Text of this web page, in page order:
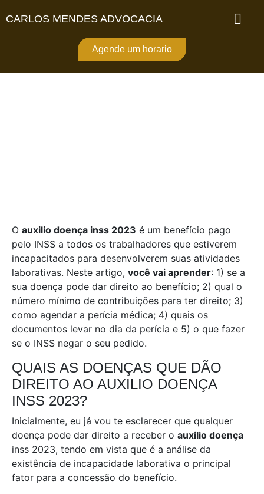
CARLOS MENDES ADVOCACIA
Agende um horario
Auxilio Doença INSS
2023: Tenho direito?
O auxilio doença inss 2023 é um benefício pago
pelo INSS a todos os trabalhadores que estiverem
incapacitados para desenvolverem suas atividades
laborativas. Neste artigo, você vai aprender: 1) se a
sua doença pode dar direito ao benefício; 2) qual o
número mínimo de contribuições para ter direito; 3)
como agendar a perícia médica; 4) quais os
documentos levar no dia da perícia e 5) o que fazer
se o INSS negar o seu pedido.
QUAIS AS DOENÇAS QUE DÃO
DIREITO AO AUXILIO DOENÇA
INSS 2023?
Inicialmente, eu já vou te esclarecer que qualquer
doença pode dar direito a receber o auxilio doença
inss 2023, tendo em vista que é a análise da
existência de incapacidade laborativa o principal
fator para a concessão do benefício.